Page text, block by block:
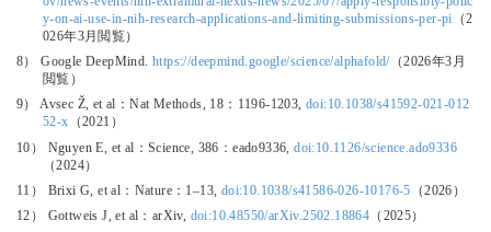
y-on-ai-use-in-nih-research-applications-and-limiting-submissions-per-pi （2
026年3月閲覧）
8） Google DeepMind.https://deepmind.google/science/alphafold/（2026年3月
閲覧）
9） Avsec Ž, et al：Nat Methods, 18：1196-1203, doi:10.1038/s41592-021-012
52-x （2021）
10） Nguyen E, et al：Science, 386：eado9336,doi:10.1126/science.ado9336
（2024）
11） Brixi G, et al：Nature：1–13, doi:10.1038/s41586-026-10176-5 （2026）
12） Gottweis J, et al：arXiv, doi:10.48550/arXiv.2502.18864 （2025）